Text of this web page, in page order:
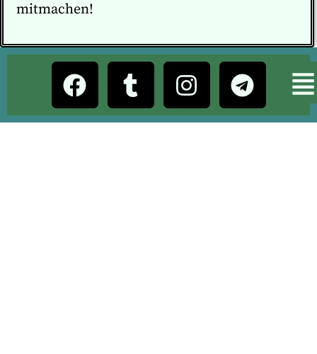
mitmachen!